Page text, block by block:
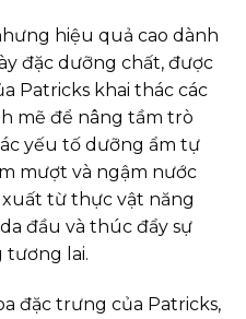
hiệu quả cao dành
đặc dưỡng chất, được
Patricks khai thác các
mẽ để nâng tầm trò
yếu tố dưỡng ẩm tự
mượt và ngậm nước
từ ​​thực vật năng
đầu và thúc đẩy sự
tương lai.
đặc trưng của Patricks,